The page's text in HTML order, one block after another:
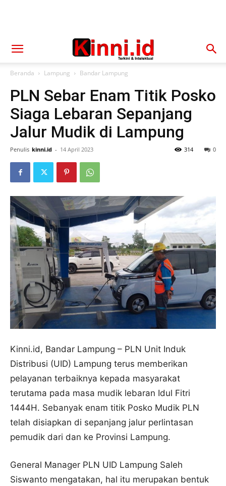
Beranda Lampung Bandar Lampung
PLN Sebar Enam Titik Posko
Siaga Lebaran Sepanjang
Jalur Mudik di Lampung
Penulis kinni.id - 14 April 2023 0
314
Kinni.id, Bandar Lampung – PLN Unit Induk
Distribusi (UID) Lampung terus memberikan
pelayanan terbaiknya kepada masyarakat
terutama pada masa mudik lebaran Idul Fitri
1444H. Sebanyak enam titik Posko Mudik PLN
telah disiapkan di sepanjang jalur perlintasan
pemudik dari dan ke Provinsi Lampung.
General Manager PLN UID Lampung Saleh
Siswanto mengatakan, hal itu merupakan bentuk